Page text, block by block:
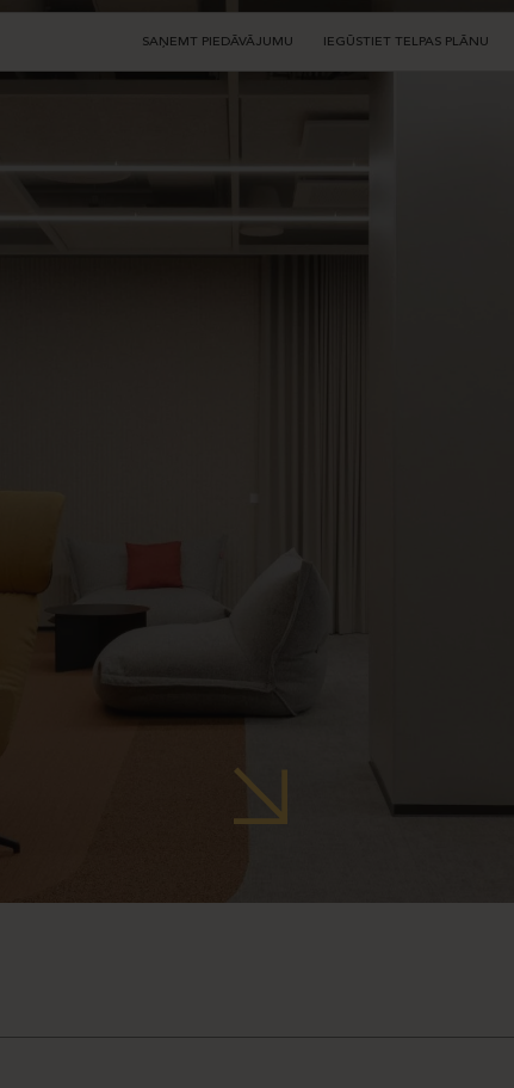
SAŅEMT PIEDĀVĀJUMU IEGŪSTIET TELPAS PLĀNU